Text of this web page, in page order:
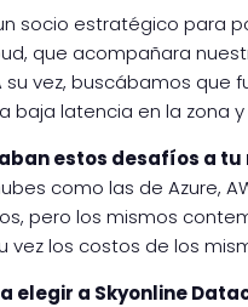
socio estratégico para
que acompañara
su vez, buscábamos que
baja latencia en la zona y
estos desafíos a tu
como las de Azure,
pero los mismos
vez los costos de los
elegir a Skyonline